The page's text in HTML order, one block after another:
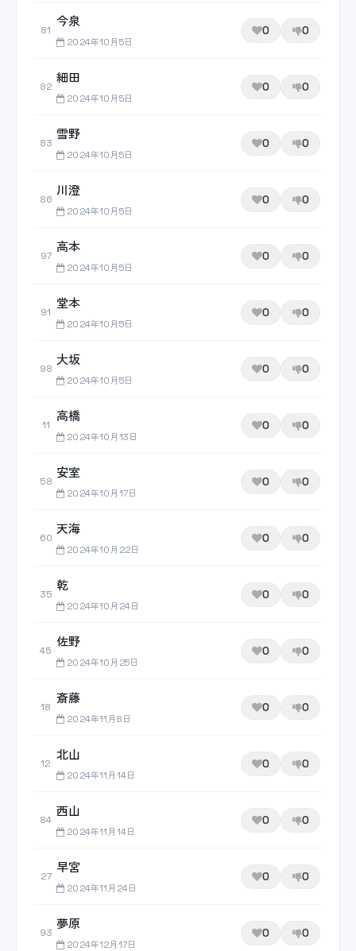
81
今泉
2024年10月5日
0 0
82
細田
2024年10月5日
0 0
83
雪野
2024年10月5日
0 0
86
川澄
2024年10月5日
0 0
97
高本
2024年10月5日
0 0
91
堂本
2024年10月5日
0 0
98
大坂
2024年10月5日
0 0
11
高橋
2024年10月13日
0 0
58
安室
2024年10月17日
0 0
60
天海
2024年10月22日
0 0
35
乾
2024年10月24日
0 0
45
佐野
2024年10月25日
0 0
18
斎藤
2024年11月8日
0 0
12
北山
2024年11月14日
0 0
84
西山
2024年11月14日
0 0
27
早宮
2024年11月24日
0 0
93
夢原
2024年12月17日
0 0